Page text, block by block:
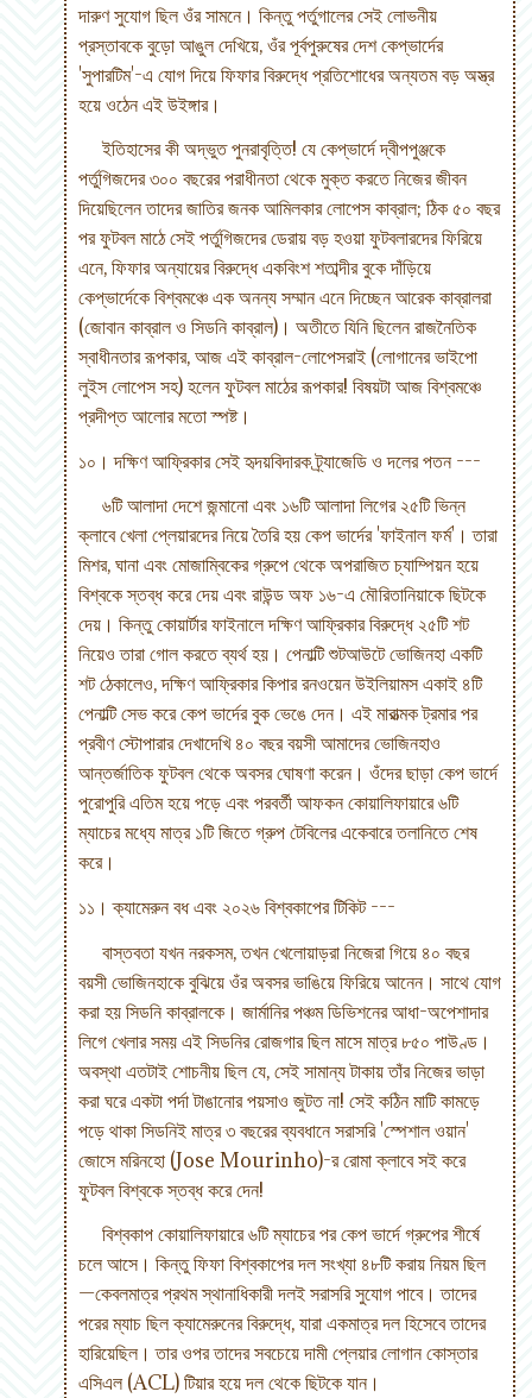
দারুণ সুযোগ ছিল ওঁর সামনে। কিন্তু পর্তুগালের সেই লোভনীয়
প্রস্তাবকে বুড়ো আঙুল দেখিয়ে, ওঁর পূর্বপুরুষের দেশ কেপ্ভার্দের
'সুপারটিম'-এ যোগ দিয়ে ফিফার বিরুদ্ধে প্রতিশোধের অন্যতম বড় অস্ত্র
হয়ে ওঠেন এই উইঙ্গার।
ইতিহাসের কী অদ্ভুত পুনরাবৃত্তি! যে কেপ্ভার্দে দ্বীপপুঞ্জকে
পর্তুগিজদের ৩০০ বছরের পরাধীনতা থেকে মুক্ত করতে নিজের জীবন
দিয়েছিলেন তাদের জাতির জনক আমিলকার লোপেস কাব্রাল; ঠিক ৫০ বছর
পর ফুটবল মাঠে সেই পর্তুগিজদের ডেরায় বড় হওয়া ফুটবলারদের ফিরিয়ে
এনে, ফিফার অন্যায়ের বিরুদ্ধে একবিংশ শতাব্দীর বুকে দাঁড়িয়ে
কেপ্ভার্দেকে বিশ্বমঞ্চে এক অনন্য সম্মান এনে দিচ্ছেন আরেক কাব্রালরা
(জোবান কাব্রাল ও সিডনি কাব্রাল)। অতীতে যিনি ছিলেন রাজনৈতিক
স্বাধীনতার রূপকার, আজ এই কাব্রাল-লোপেসরাই (লোগানের ভাইপো
লুইস লোপেস সহ) হলেন ফুটবল মাঠের রূপকার! বিষয়টা আজ বিশ্বমঞ্চে
প্রদীপ্ত আলোর মতো স্পষ্ট।
১০। দক্ষিণ আফ্রিকার সেই হৃদয়বিদারক ট্র্যাজেডি ও দলের পতন ---
৬টি আলাদা দেশে জন্মানো এবং ১৬টি আলাদা লিগের ২৫টি ভিন্ন
ক্লাবে খেলা প্লেয়ারদের নিয়ে তৈরি হয় কেপ ভার্দের 'ফাইনাল ফর্ম'। তারা
মিশর, ঘানা এবং মোজাম্বিকের গ্রুপে থেকে অপরাজিত চ্যাম্পিয়ন হয়ে
বিশ্বকে স্তব্ধ করে দেয় এবং রাউন্ড অফ ১৬-এ মৌরিতানিয়াকে ছিটকে
দেয়। কিন্তু কোয়ার্টার ফাইনালে দক্ষিণ আফ্রিকার বিরুদ্ধে ২৫টি শট
নিয়েও তারা গোল করতে ব্যর্থ হয়। পেনাল্টি শুটআউটে ভোজিনহা একটি
শট ঠেকালেও, দক্ষিণ আফ্রিকার কিপার রনওয়েন উইলিয়ামস একাই ৪টি
পেনাল্টি সেভ করে কেপ ভার্দের বুক ভেঙে দেন। এই মারাত্মক ট্রমার পর
প্রবীণ স্টোপারার দেখাদেখি ৪০ বছর বয়সী আমাদের ভোজিনহাও
আন্তর্জাতিক ফুটবল থেকে অবসর ঘোষণা করেন। ওঁদের ছাড়া কেপ ভার্দে
পুরোপুরি এতিম হয়ে পড়ে এবং পরবর্তী আফকন কোয়ালিফায়ারে ৬টি
ম্যাচের মধ্যে মাত্র ১টি জিতে গ্রুপ টেবিলের একেবারে তলানিতে শেষ
করে।
১১। ক্যামেরুন বধ এবং ২০২৬ বিশ্বকাপের টিকিট ---
বাস্তবতা যখন নরকসম, তখন খেলোয়াড়রা নিজেরা গিয়ে ৪০ বছর
বয়সী ভোজিনহাকে বুঝিয়ে ওঁর অবসর ভাঙিয়ে ফিরিয়ে আনেন। সাথে যোগ
করা হয় সিডনি কাব্রালকে। জার্মানির পঞ্চম ডিভিশনের আধা-অপেশাদার
লিগে খেলার সময় এই সিডনির রোজগার ছিল মাসে মাত্র ৮৫০ পাউণ্ড।
অবস্থা এতটাই শোচনীয় ছিল যে, সেই সামান্য টাকায় তাঁর নিজের ভাড়া
করা ঘরে একটা পর্দা টাঙানোর পয়সাও জুটত না! সেই কঠিন মাটি কামড়ে
পড়ে থাকা সিডনিই মাত্র ৩ বছরের ব্যবধানে সরাসরি 'স্পেশাল ওয়ান'
জোসে মরিনহো (Jose Mourinho)-র রোমা ক্লাবে সই করে
ফুটবল বিশ্বকে স্তব্ধ করে দেন!
বিশ্বকাপ কোয়ালিফায়ারে ৬টি ম্যাচের পর কেপ ভার্দে গ্রুপের শীর্ষে
চলে আসে। কিন্তু ফিফা বিশ্বকাপের দল সংখ্যা ৪৮টি করায় নিয়ম ছিল
—কেবলমাত্র প্রথম স্থানাধিকারী দলই সরাসরি সুযোগ পাবে। তাদের
পরের ম্যাচ ছিল ক্যামেরুনের বিরুদ্ধে, যারা একমাত্র দল হিসেবে তাদের
হারিয়েছিল। তার ওপর তাদের সবচেয়ে দামী প্লেয়ার লোগান কোস্তার
এসিএল (ACL) টিয়ার হয়ে দল থেকে ছিটকে যান।